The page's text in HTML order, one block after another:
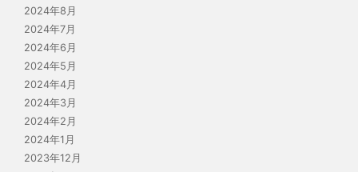
2024年8月
2024年7月
2024年6月
2024年5月
2024年4月
2024年3月
2024年2月
2024年1月
2023年12月